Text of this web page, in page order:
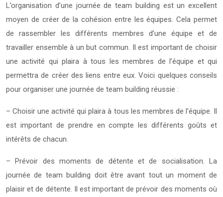
L’organisation d’une journée de team building est un excellent
moyen de créer de la cohésion entre les équipes. Cela permet
de rassembler les différents membres d’une équipe et de
travailler ensemble à un but commun. Il est important de choisir
une activité qui plaira à tous les membres de l’équipe et qui
permettra de créer des liens entre eux. Voici quelques conseils
pour organiser une journée de team building réussie :
– Choisir une activité qui plaira à tous les membres de l’équipe. Il
est important de prendre en compte les différents goûts et
intérêts de chacun.
– Prévoir des moments de détente et de socialisation. La
journée de team building doit être avant tout un moment de
plaisir et de détente. Il est important de prévoir des moments où